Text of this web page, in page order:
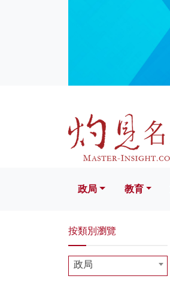
文化
政局 教育
按類別瀏覽
政局